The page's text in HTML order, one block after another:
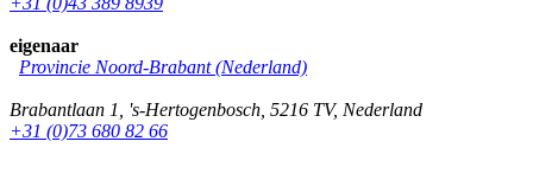
eigenaar
Provincie Noord-Brabant (Nederland)
Brabantlaan 1 's-Hertogenbosch 5216 TV, Nederland
+31 (0)73 680 82 66